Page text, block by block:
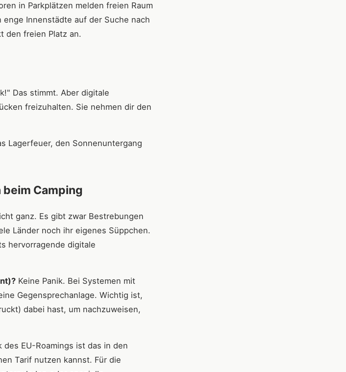
in Parkplätzen melden freien Raum
Innenstädte auf der Suche nach
den freien Platz an.
Das stimmt. Aber digitale
freizuhalten. Sie nehmen dir den
Lagerfeuer, den Sonnenuntergang
Camping
ganz. Es gibt zwar Bestrebungen
Länder noch ihr eigenes Süppchen.
hervorragende digitale
Keine Panik. Bei Systemen mit
Gegensprechanlage. Wichtig ist,
dabei hast, um nachzuweisen,
des EU-Roamings ist das in den
Tarif nutzen kannst. Für die